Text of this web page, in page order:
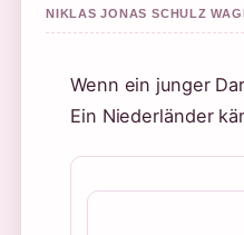
NIKLAS JONAS SCHULZ
Wenn ein junger
Ein Niederländer